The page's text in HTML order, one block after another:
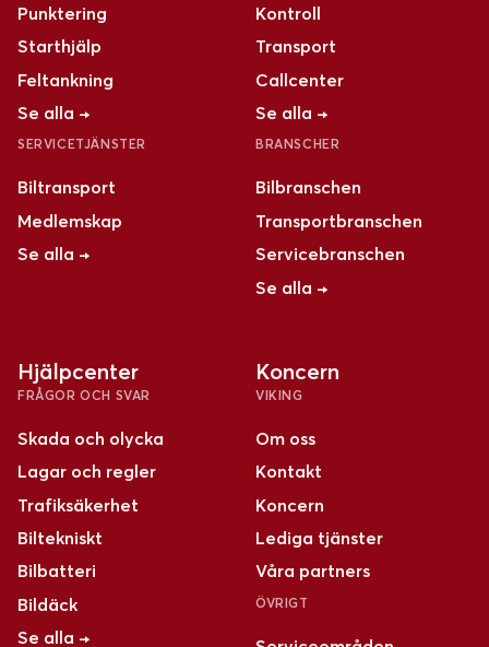
Punktering
Starthjälp
Feltankning
Se alla →
SERVICETJÄNSTER
Biltransport
Medlemskap
Se alla →
Kontroll
Transport
Callcenter
Se alla →
BRANSCHER
Bilbranschen
Transportbranschen
Servicebranschen
Se alla →
Hjälpcenter
FRÅGOR OCH SVAR
Skada och olycka
Lagar och regler
Trafiksäkerhet
Biltekniskt
Bilbatteri
Bildäck
Se alla →
Koncern
VIKING
Om oss
Kontakt
Koncern
Lediga tjänster
Våra partners
ÖVRIGT